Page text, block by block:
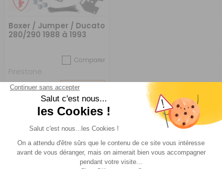
Boxer / Jumper / Ducato
280/290 1988 à 1993
Comparer
Firestone
Réf : 030108 DESTOCKAGE
ACHETER 369 €